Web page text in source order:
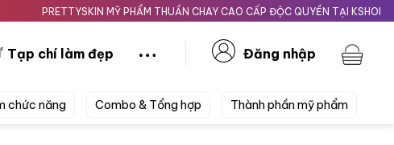
PRETTYSKIN MỸ PHẨM THUẦN CHAY CAO CẤP ĐỘC QUYỀN TẠI
Tạp chí làm đẹp Đăng nhập
chức năng Combo & Tổng hợp Thành phần mỹ phẩm